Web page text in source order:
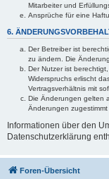
Mitarbeiter und
Ansprüche für eine
6.
Der Betreiber ist
zu ändern. Die
Der Nutzer ist
Widerspruchs erlischt
Vertragsverhältnis mit
Die Änderungen gelten
Änderungen zugestimmt
Informationen über den
Datenschutzerklärung
Foren-Übersicht